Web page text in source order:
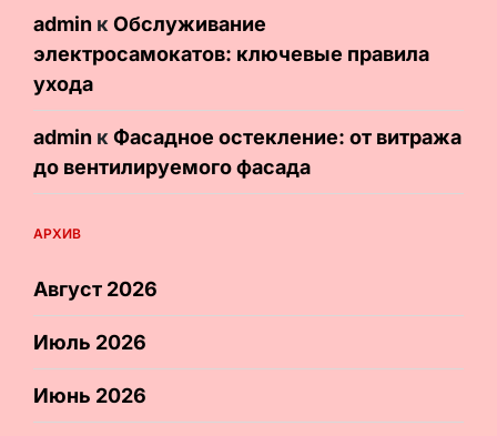
admin кОбслуживание
электросамокатов: ключевые правила
ухода
admin кФасадное остекление: от витража
до вентилируемого фасада
АРХИВ
Август 2026
Июль 2026
Июнь 2026